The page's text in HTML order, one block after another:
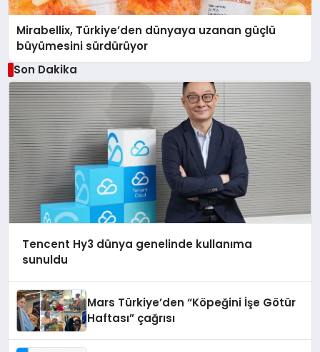
Mirabellix, Türkiye’den dünyaya uzanan güçlü
büyümesini sürdürüyor
Son Dakika
Tencent Hy3 dünya genelinde kullanıma
sunuldu
Mars Türkiye’den “Köpeğini İşe Götür
Haftası” çağrısı